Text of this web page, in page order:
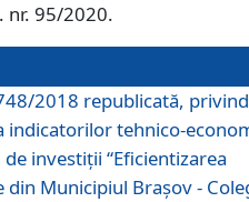
nr. 95/2020.
2018 republicată, privind
indicatorilor tehnico-
investiții “Eficientizarea
Municipiul Brașov -